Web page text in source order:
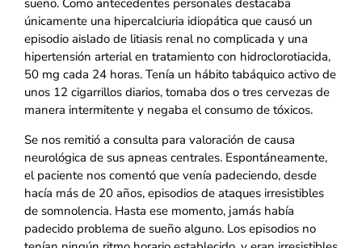
sueño. Como antecedentes personales destacaba
únicamente una hipercalciuria idiopática que causó un
episodio aislado de litiasis renal no complicada y una
hipertensión arterial en tratamiento con hidroclorotiacida,
50 mg cada 24 horas. Tenía un hábito tabáquico activo de
unos 12 cigarrillos diarios, tomaba dos o tres cervezas de
manera intermitente y negaba el consumo de tóxicos.
Se nos remitió a consulta para valoración de causa
neurológica de sus apneas centrales. Espontáneamente,
el paciente nos comentó que venía padeciendo, desde
hacía más de 20 años, episodios de ataques irresistibles
de somnolencia. Hasta ese momento, jamás había
padecido problema de sueño alguno. Los episodios no